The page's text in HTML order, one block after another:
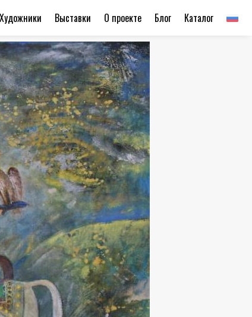
Каталог
Блог
О проекте
Выставки
Художники